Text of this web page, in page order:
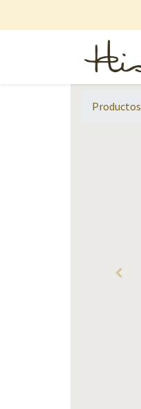
Productos